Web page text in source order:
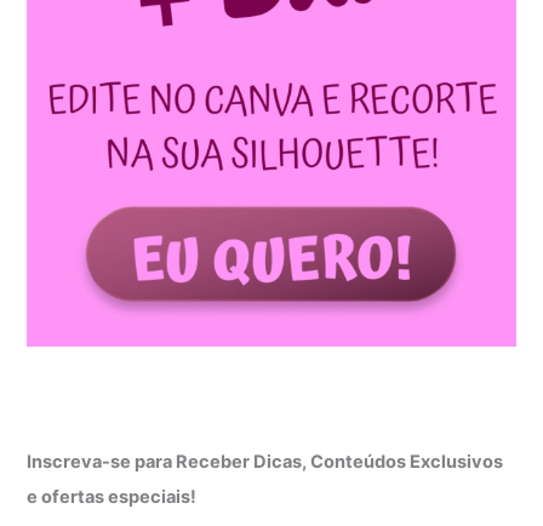
Inscreva-se para Receber Dicas, Conteúdos Exclusivos
e ofertas especiais!